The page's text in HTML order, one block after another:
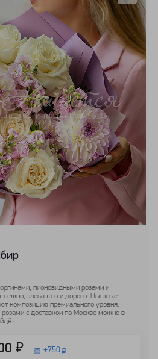
пионовидными розами и
нежно, элегантно и дорого. Пышные
композицию премиального уровня.
с доставкой по Москве можно в
₽ +750